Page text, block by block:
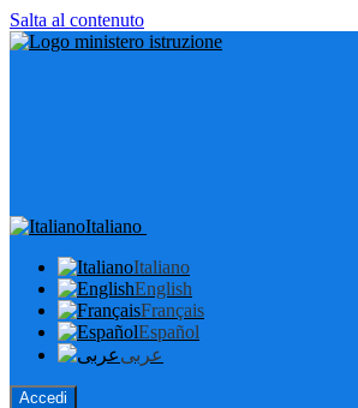
Salta al contenuto
Italiano
Italiano
English
Français
Español
عربى
Accedi